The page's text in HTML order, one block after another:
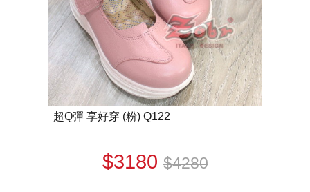
超Q彈 享好穿 (粉) Q122
$3180$4280